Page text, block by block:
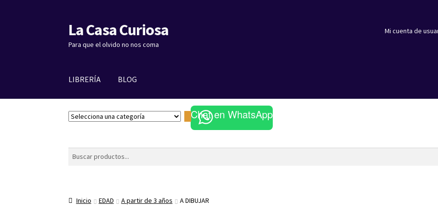
Ir
a
la
Ir
al
contenido
La Casa Curiosa
Para que el olvido no nos coma
Mi cuenta de
LIBRERÍA BLOG
S
e
n
Chat en WhatsApp
Buscar
Inicio EDAD A partir de 3 años A DIBUJAR